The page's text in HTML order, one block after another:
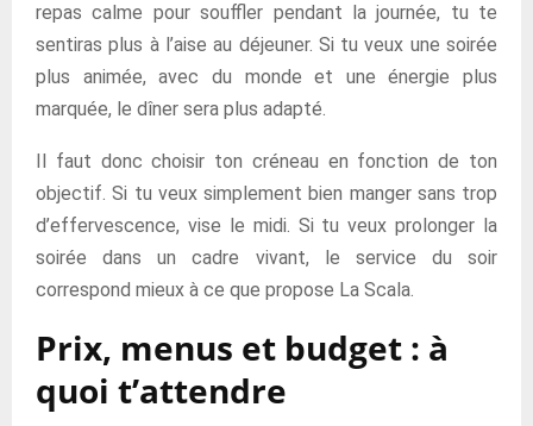
repas calme pour souffler pendant la journée, tu te
sentiras plus à l’aise au déjeuner. Si tu veux une soirée
plus animée, avec du monde et une énergie plus
marquée, le dîner sera plus adapté.
Il faut donc choisir ton créneau en fonction de ton
objectif. Si tu veux simplement bien manger sans trop
d’effervescence, vise le midi. Si tu veux prolonger la
soirée dans un cadre vivant, le service du soir
correspond mieux à ce que propose La Scala.
Prix, menus et budget : à
quoi t’attendre